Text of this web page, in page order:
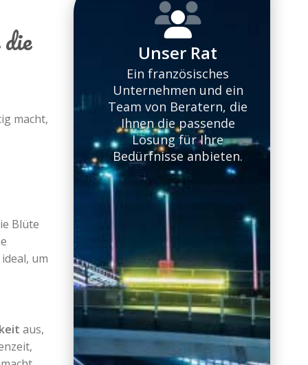
macht,
Blüte
um
aus,
Unser Rat
Ein französisches
Unternehmen und ein
Team von Beratern, die
Ihnen die passende
Lösung für Ihre
Bedürfnisse anbieten.
Besten Preise
Vergleichen Sie mit
unseren Hunderten von
Partnervermietern und
unseren wenigen
Herausforderern, und
kommen Sie dann zu
uns zurück!